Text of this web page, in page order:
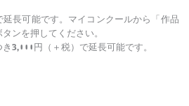
長可能です。マイコンクールから「作品
ンを押してください。
3,000円（＋税）で延長可能です。